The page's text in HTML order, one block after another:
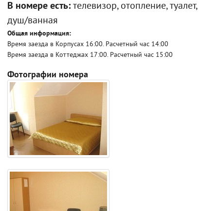
В номере есть: телевизор, отопление, туалет,
душ/ванная
Общая информация:
Время заезда в Корпусах 16:00. Расчетный час 14:00
Время заезда в Коттеджах 17:00. Расчетный час 15:00
Фотографии номера